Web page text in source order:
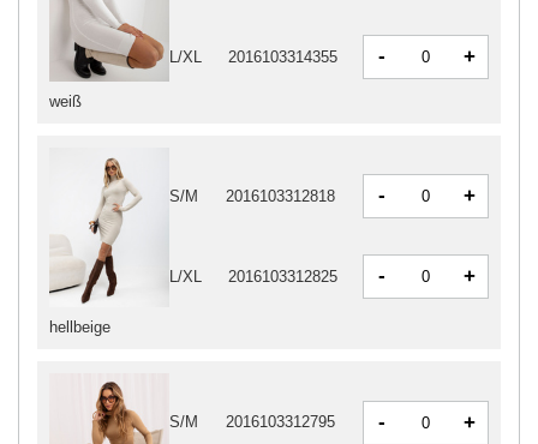
hellbeige
S/M 2016103312818 - +
L/XL 2016103312825 - +
S/M 2016103312795 - +
weiß
L/XL 2016103314355 - +